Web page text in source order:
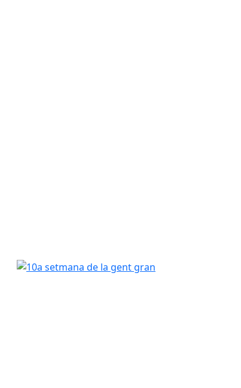
10a setmana de la gent gran